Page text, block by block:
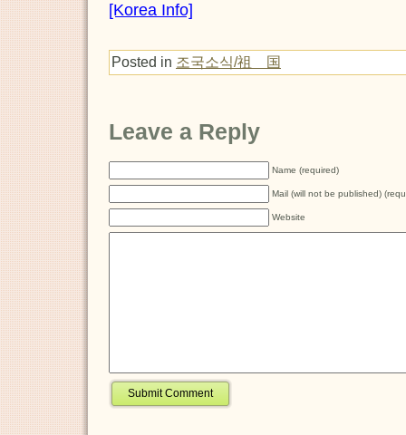
[Korea Info]
Posted in 조국소식/祖 国
Leave a Reply
Name (required)
Mail (will not be published)
Website